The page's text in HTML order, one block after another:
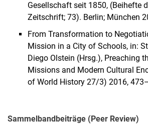
Gesellschaft seit 1850, (Beihefte
Zeitschrift; 73). Berlin; München
From Transformation to
Mission in a City of Schools, in:
Diego Olstein (Hrsg.), Preaching
Missions and Modern Cultural
of World History 27/3) 2016,
Sammelbandbeiträge (Peer Review)